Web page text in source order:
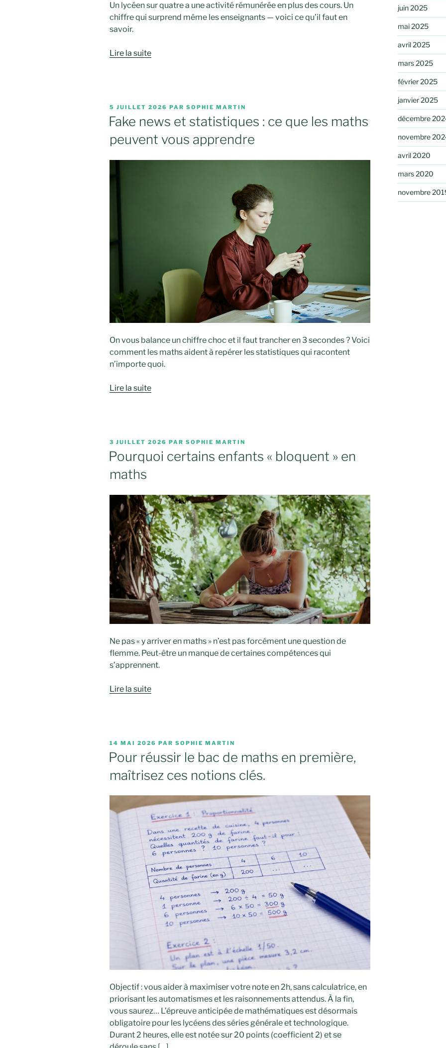
Un lycéen sur quatre a une activité rémunérée en plus des cours. Un
chiffre qui surprend même les enseignants — voici ce qu’il faut en
savoir.
Lire la suite
PUBLIÉ
LE
5 JUILLET 2026 PAR SOPHIE MARTIN
Fake news et statistiques : ce que les maths
peuvent vous apprendre
On vous balance un chiffre choc et il faut trancher en 3 secondes ? Voici
comment les maths aident à repérer les statistiques qui racontent
n’importe quoi.
Lire la suite
PUBLIÉ
LE
3 JUILLET 2026 PAR SOPHIE MARTIN
Pourquoi certains enfants « bloquent » en
maths
Ne pas « y arriver en maths » n’est pas forcément une question de
flemme. Peut-être un manque de certaines compétences qui
s’apprennent.
Lire la suite
PUBLIÉ
LE
14 MAI 2026 PAR SOPHIE MARTIN
Pour réussir le bac de maths en première,
maîtrisez ces notions clés.
Objectif : vous aider à maximiser votre note en 2h, sans calculatrice, en
priorisant les automatismes et les raisonnements attendus. À la fin,
vous saurez… L’épreuve anticipée de mathématiques est désormais
obligatoire pour les lycéens des séries générale et technologique.
Durant 2 heures, elle est notée sur 20 points (coefficient 2) et se
juin 2025
mai 2025
avril 2025
mars 2025
février 2025
janvier 2025
décembre
novembre
avril 2020
mars 2020
novembre